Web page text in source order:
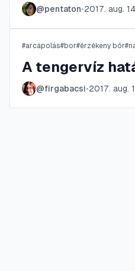
@pentaton•2017. aug.
#arcápolás#bor#érzékeny bőr#
A tengervíz
@firgabacsi•2017. aug.